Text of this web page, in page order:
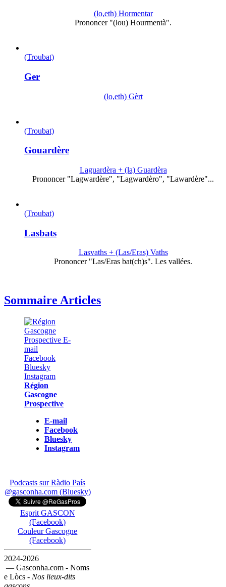
(lo,eth) Hormentar
Prononcer "(lou) Hourmentà".
(Troubat)
Ger
(lo,eth) Gèrt
(Troubat)
Gouardère
Laguardèra + (la) Guardèra
Prononcer "Lagwardère", "Lagwardèro", "Lawardère"...
(Troubat)
Lasbats
Lasvaths + (Las/Eras) Vaths
Prononcer "Las/Eras bat(ch)s". Les vallées.
Sommaire Articles
Région
Gascogne
Prospective
E-mail
Facebook
Bluesky
Instagram
Podcasts sur Ràdio País
@gasconha.com (Bluesky)
Esprit GASCON
(Facebook)
Couleur Gascogne
(Facebook)
2024-2026
— Gasconha.com - Noms
e Lòcs - Nos lieux-dits